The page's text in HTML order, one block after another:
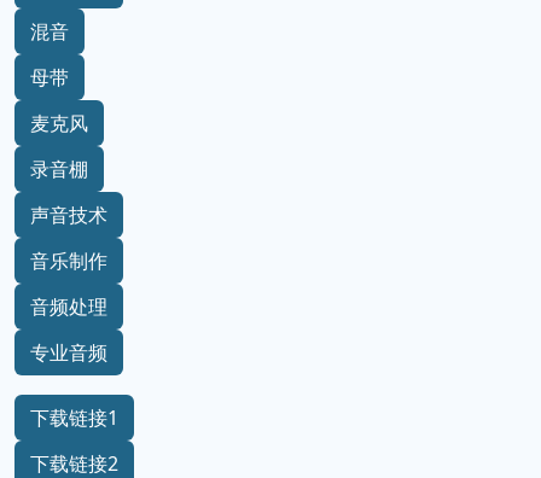
混音
母带
麦克风
录音棚
声音技术
音乐制作
音频处理
专业音频
下载链接1
下载链接2